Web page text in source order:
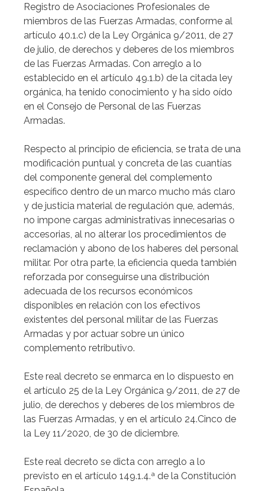
Registro de Asociaciones Profesionales de
miembros de las Fuerzas Armadas, conforme al
artículo 40.1.c) de la Ley Orgánica 9/2011, de 27
de julio, de derechos y deberes de los miembros
de las Fuerzas Armadas. Con arreglo a lo
establecido en el artículo 49.1.b) de la citada ley
orgánica, ha tenido conocimiento y ha sido oído
en el Consejo de Personal de las Fuerzas
Armadas.
Respecto al principio de eficiencia, se trata de una
modificación puntual y concreta de las cuantías
del componente general del complemento
específico dentro de un marco mucho más claro
y de justicia material de regulación que, además,
no impone cargas administrativas innecesarias o
accesorias, al no alterar los procedimientos de
reclamación y abono de los haberes del personal
militar. Por otra parte, la eficiencia queda también
reforzada por conseguirse una distribución
adecuada de los recursos económicos
disponibles en relación con los efectivos
existentes del personal militar de las Fuerzas
Armadas y por actuar sobre un único
complemento retributivo.
Este real decreto se enmarca en lo dispuesto en
el artículo 25 de la Ley Orgánica 9/2011, de 27 de
julio, de derechos y deberes de los miembros de
las Fuerzas Armadas, y en el artículo 24.Cinco de
la Ley 11/2020, de 30 de diciembre.
Este real decreto se dicta con arreglo a lo
previsto en el artículo 149.1.4.ª de la Constitución